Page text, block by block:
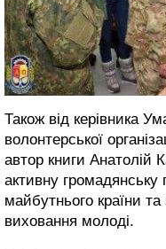
Також від керівника
волонтерської
автор книги Анатолій
активну
майбутнього країни
виховання молоді.